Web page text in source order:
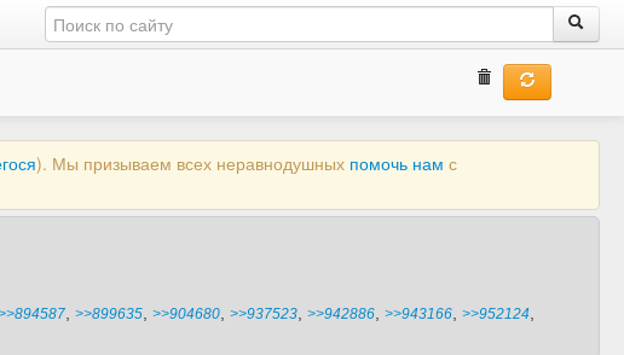
). Мы призываем всех неравнодушных помочь нам с
>>899635 >>904680 >>937523 >>942886 >>943166 >>952124